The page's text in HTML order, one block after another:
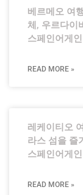
베르메오 여
체, 우르다이
스페인어게
READ MORE »
레케이티오
라스 섬을 즐
스페인어게
READ MORE »